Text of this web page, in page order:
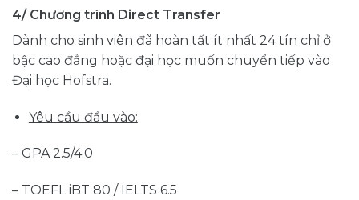
4/ Chương trình Direct Transfer
Dành cho sinh viên đã hoàn tất ít nhất 24 tín chỉ ở
bậc cao đẳng hoặc đại học muốn chuyển tiếp vào
Đại học Hofstra.
Yêu cầu đầu vào:
– GPA 2.5/4.0
– TOEFL iBT 80 / IELTS 6.5